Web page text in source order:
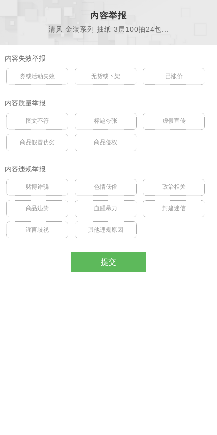
内容举报
清风 金装系列 抽纸 3层100抽24包...
内容失效举报
券或活动失效 无货或下架 已涨价
内容质量举报
图文不符 标题夸张 虚假宣传
商品假冒伪劣 商品侵权
内容违规举报
赌博诈骗 色情低俗 政治相关
商品违禁 血腥暴力 封建迷信
谣言歧视 其他违规原因
提交